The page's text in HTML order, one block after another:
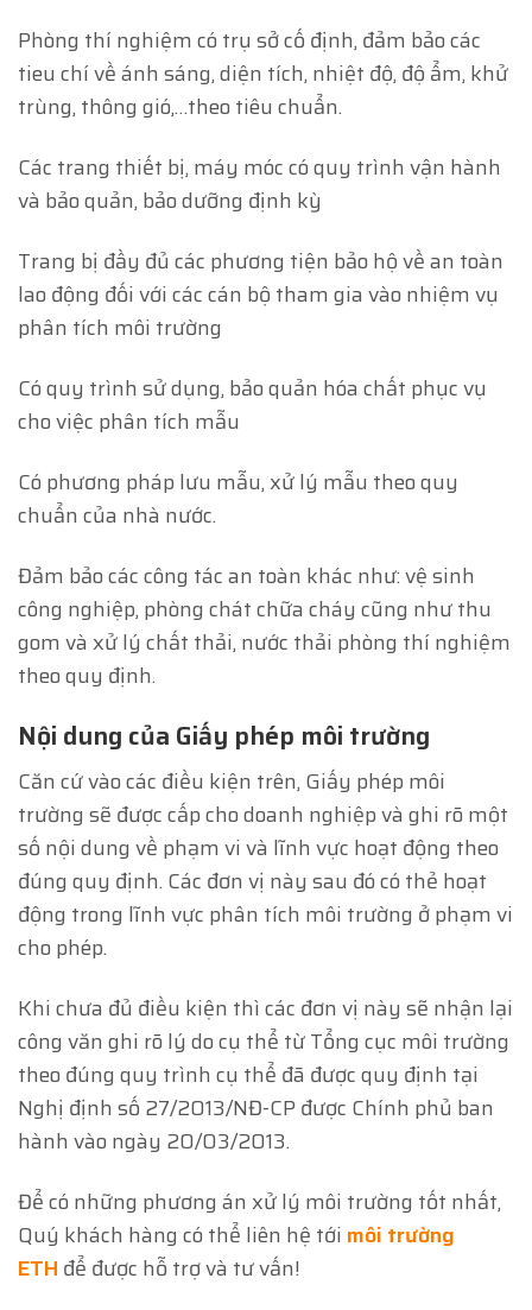
Phòng thí nghiệm có trụ sở cố định, đảm bảo các
tieu chí về ánh sáng, diện tích, nhiệt độ, độ ẩm, khử
trùng, thông gió,…theo tiêu chuẩn.
Các trang thiết bị, máy móc có quy trình vận hành
và bảo quản, bảo dưỡng định kỳ
Trang bị đầy đủ các phương tiện bảo hộ về an toàn
lao động đối với các cán bộ tham gia vào nhiệm vụ
phân tích môi trường
Có quy trình sử dụng, bảo quản hóa chất phục vụ
cho việc phân tích mẫu
Có phương pháp lưu mẫu, xử lý mẫu theo quy
chuẩn của nhà nước.
Đảm bảo các công tác an toàn khác như: vệ sinh
công nghiệp, phòng chát chữa cháy cũng như thu
gom và xử lý chất thải, nước thải phòng thí nghiệm
theo quy định.
Nội dung của Giấy phép môi trường
Căn cứ vào các điều kiện trên, Giấy phép môi
trường sẽ được cấp cho doanh nghiệp và ghi rõ một
số nội dung về phạm vi và lĩnh vực hoạt động theo
đúng quy định. Các đơn vị này sau đó có thẻ hoạt
động trong lĩnh vực phân tích môi trường ở phạm vi
cho phép.
Khi chưa đủ điều kiện thì các đơn vị này sẽ nhận lại
công văn ghi rõ lý do cụ thể từ Tổng cục môi trường
theo đúng quy trình cụ thể đã được quy định tại
Nghị định số 27/2013/NĐ-CP được Chính phủ ban
hành vào ngày 20/03/2013.
Để có những phương án xử lý môi trường tốt nhất,
Quý khách hàng có thể liên hệ tới môi trường
ETH để được hỗ trợ và tư vấn!